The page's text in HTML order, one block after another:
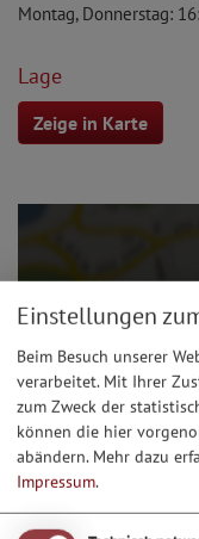
Montag, Donnerstag:
Lage
Zeige in Karte
Info-Adresse
Einstellungen
Beim Besuch unserer
verarbeitet. Mit Ihrer
zum Zweck der
können die hier
abändern. Mehr dazu
Impressum.